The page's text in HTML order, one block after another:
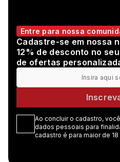
Entre para nossa
Cadastre-se em nossa
12% de desconto no
de ofertas
Ao concluir o cadastro,
dados pessoais para
cadastro é para maior de 18